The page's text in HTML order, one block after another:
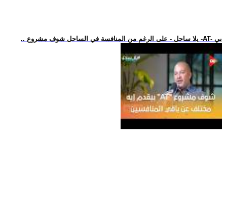
.. يلا ساحل - على الرغم من المنافسة في الساحل شوف مشروع -AT- بي